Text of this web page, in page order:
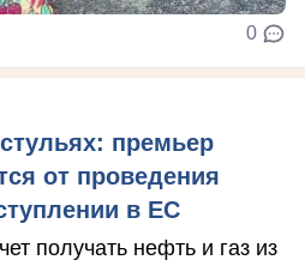
0
премьер
от проведения
в ЕС
получать нефть и газ из